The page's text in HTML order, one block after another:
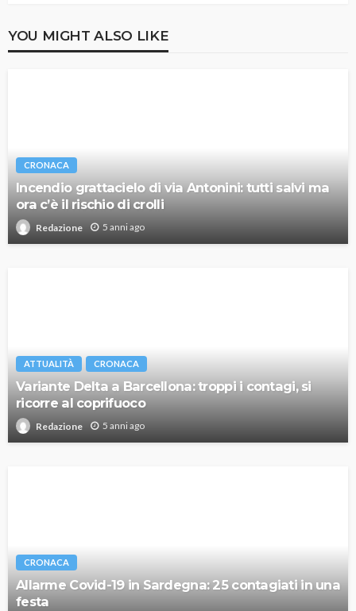
YOU MIGHT ALSO LIKE
CRONACA
Incendio grattacielo di via Antonini: tutti salvi ma
ora c’è il rischio di crolli
Redazione 5 anni ago
ATTUALITÀ CRONACA
Variante Delta a Barcellona: troppi i contagi, si
ricorre al coprifuoco
Redazione 5 anni ago
CRONACA
Allarme Covid-19 in Sardegna: 25 contagiati in una
festa